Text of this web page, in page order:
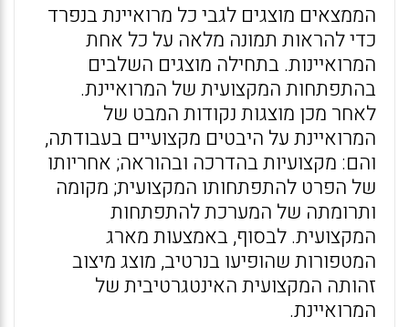
הממצאים מוצגים לגבי כל מרואיינת בנפרד
כדי להראות תמונה מלאה על כל אחת
המרואיינות. בתחילה מוצגים השלבים
בהתפתחות המקצועית של המרואיינת.
לאחר מכן מוצגות נקודות המבט של
המרואיינת על היבטים מקצועיים בעבודתה,
והם: מקצועיות בהדרכה ובהוראה; אחריותו
של הפרט להתפתחותו המקצועית; מקומה
ותרומתה של המערכת להתפתחות
המקצועית. לבסוף, באמצעות מארג
המטפורות שהופיעו בנרטיב, מוצג מיצוב
זהותה המקצועית האינטגרטיבית של
המרואיינת.